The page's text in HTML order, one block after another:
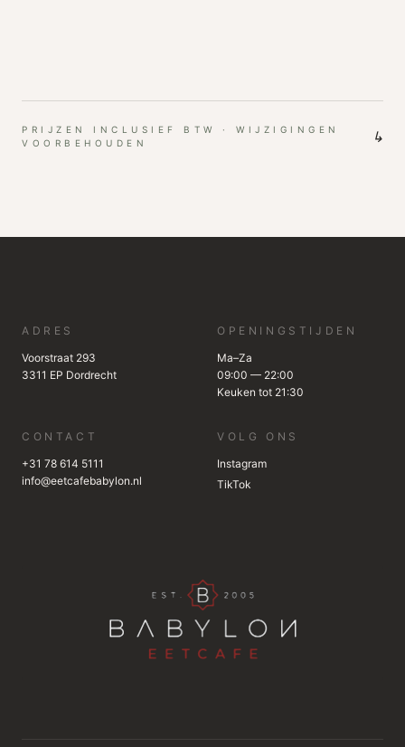
PRIJZEN INCLUSIEF BTW · WIJZIGINGEN
VOORBEHOUDEN
↳
ADRES
Voorstraat 293
3311 EP Dordrecht
OPENINGSTIJDEN
Ma–Za
09:00 — 22:00
Keuken tot 21:30
CONTACT
+31 78 614 5111
info@eetcafebabylon.nl
VOLG ONS
Instagram
TikTok